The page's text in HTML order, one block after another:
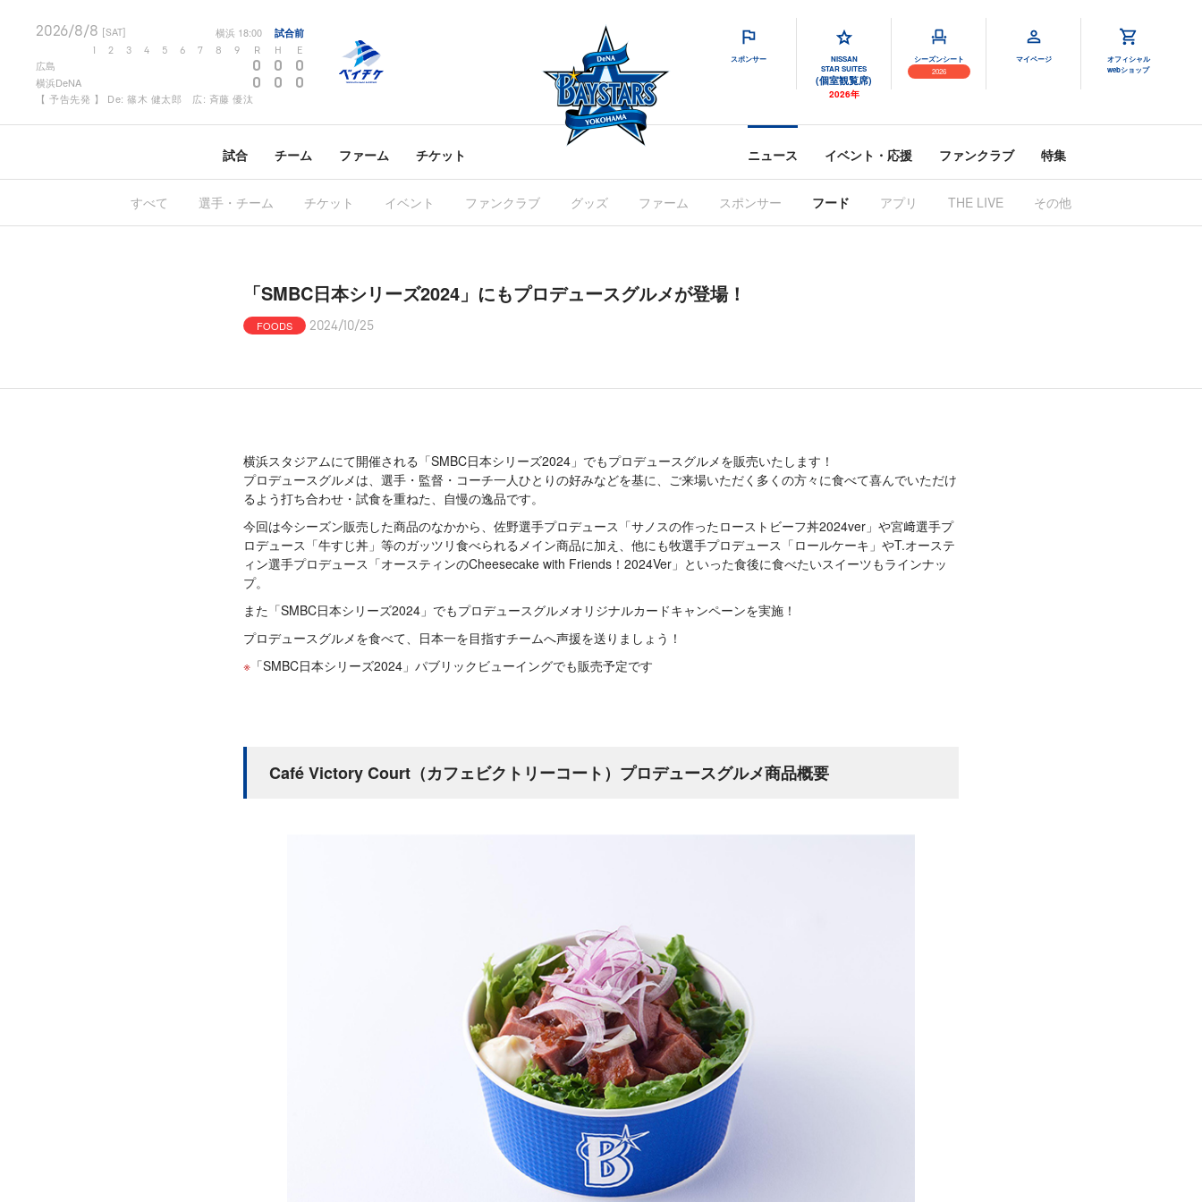
2026/8/8 [SAT] 横浜 18:00 試合前
2 3 4 5 6 7 8 9 R H E
広島 0 0 0
横浜DeNA 0 0 0
【 予告先発 】 De: 篠木 健太郎 広: 斉藤 優汰
スポンサー
NISSAN
STAR SUITES
(個室観覧席)
2026年
シーズンシート
2026
マイページ
オフィシャル
webショップ
試合 チーム ファーム チケット ニュース イベント・応援 ファンクラブ 特集
すべて 選手・チーム チケット イベント ファンクラブ グッズ ファーム スポンサー フード アプリ THE LIVE その他
「SMBC日本シリーズ2024」にもプロデュースグルメが登場！
FOODS 2024/10/25
横浜スタジアムにて開催される「SMBC日本シリーズ2024」でもプロデュースグルメを販売いたします！
プロデュースグルメは、選手・監督・コーチ一人ひとりの好みなどを基に、ご来場いただく多くの方々に食べて喜んでいただけ
るよう打ち合わせ・試食を重ねた、自慢の逸品です。
今回は今シーズン販売した商品のなかから、佐野選手プロデュース「サノスの作ったローストビーフ丼2024ver」や宮﨑選手プ
ロデュース「牛すじ丼」等のガッツリ食べられるメイン商品に加え、他にも牧選手プロデュース「ロールケーキ」やT.オーステ
ィン選手プロデュース「オースティンのCheesecake with Friends！2024Ver」といった食後に食べたいスイーツもラインナッ
プ。
また「SMBC日本シリーズ2024」でもプロデュースグルメオリジナルカードキャンペーンを実施！
プロデュースグルメを食べて、日本一を目指すチームへ声援を送りましょう！
「SMBC日本シリーズ2024」パブリックビューイングでも販売予定です
Café Victory Court（カフェビクトリーコート）プロデュースグルメ商品概要